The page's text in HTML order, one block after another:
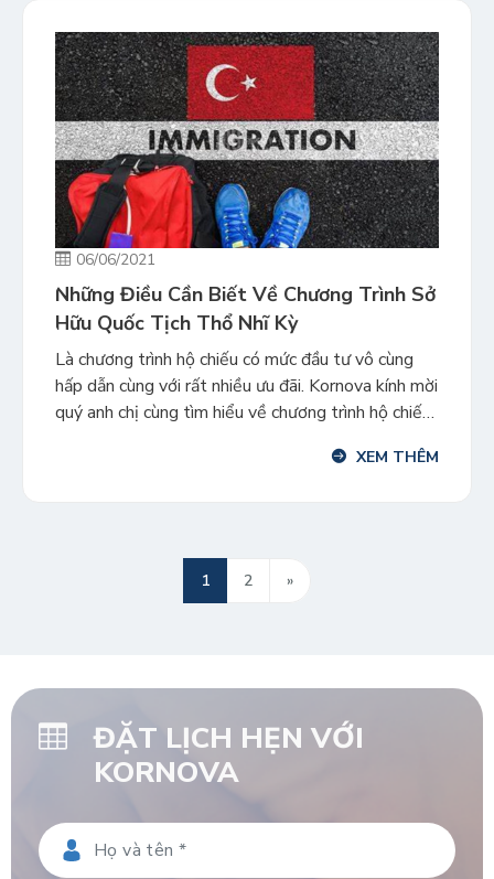
06/06/2021
Những Điều Cần Biết Về Chương Trình Sở
Hữu Quốc Tịch Thổ Nhĩ Kỳ
Là chương trình hộ chiếu có mức đầu tư vô cùng
hấp dẫn cùng với rất nhiều ưu đãi. Kornova kính mời
quý anh chị cùng tìm hiểu về chương trình hộ chiếu
quốc tịch Thổ Nhĩ Kỳ có hình thức đầu tư nào […]
XEM THÊM
1 2 »
ĐẶT LỊCH HẸN VỚI
KORNOVA